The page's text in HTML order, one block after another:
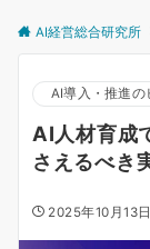
AI経営総合研究所
AI導入・推進の
AI人材育成
さえるべき
2025年10月13日